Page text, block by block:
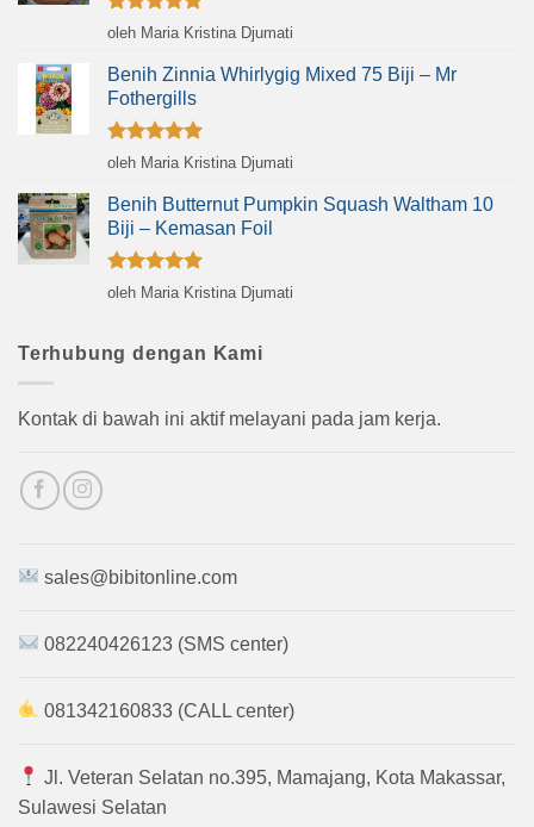
Dinilai5
oleh Maria Kristina Djumati
Benih Zinnia Whirlygig Mixed 75 Biji – Mr
Fothergills
Dinilai5
oleh Maria Kristina Djumati
Benih Butternut Pumpkin Squash Waltham 10
Biji – Kemasan Foil
Dinilai5
oleh Maria Kristina Djumati
Terhubung dengan Kami
Kontak di bawah ini aktif melayani pada jam kerja.
sales@bibitonline.com
082240426123 (SMS center)
081342160833 (CALL center)
Jl. Veteran Selatan no.395, Mamajang, Kota Makassar,
Sulawesi Selatan